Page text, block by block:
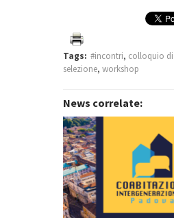
Tags: #incontri, colloquio
selezione, workshop
News correlate: